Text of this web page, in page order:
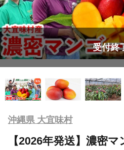
受付終
沖縄県 大宜味村
【2026年発送】濃密